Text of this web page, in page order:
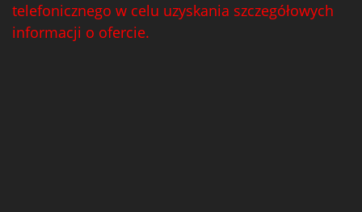
telefonicznego w celu uzyskania szczegółowych
informacji o ofercie.